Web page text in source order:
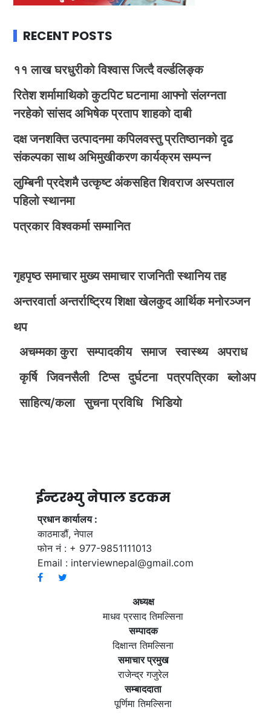
RECENT POSTS
११ लाख घरधुरीको विश्वास जित्दै वर्ल्डलिङ्क
रितेश शर्मामाथिको कुटपिट घटनामा आफ्नो संलग्नता
नरहेको सांसद अभिषेक प्रताप शाहको दाबी
दक्ष जनशक्ति उत्पादनमा कपिलवस्तु प्रतिष्ठानको दृढ
संकल्पका साथ अभिमुखीकरण कार्यक्रम सम्पन्न
लुम्बिनी प्रदेशमै उत्कृष्ट अंकसहित शिवराज अस्पताल
पहिलो स्थानमा
पत्रकार विश्वकर्मा सम्मानित
गृहपृष्ठ समाचार मुख्य समाचार राजनिती स्थानिय तह
अन्तरवार्ता अन्तर्राष्ट्रिय शिक्षा खेलकुद आर्थिक मनोरञ्जन
थप
अचम्मका कुरा
सम्पादकीय समाज स्वास्थ्य
अपराध
कृर्षि
जिवनसैली टिप्स दुर्घटना पत्रपत्रिका
ब्लोअप
साहित्य/कला
सुचना प्रविधि भिडियाे
ईन्टरभ्यु नेपाल डटकम
प्रधान कार्यालय :
काठमाडौं, नेपाल
फोन नं : + 977-9851111013
Email : interviewnepal@gmail.com
अध्यक्ष
माधव प्रसाद तिमल्सिना
सम्पादक
दिक्षान्त तिमल्सिना
समाचार प्रमुख
राजेन्द्र गजुरेल
सम्बाददाता
पूर्णिमा तिमल्सिना